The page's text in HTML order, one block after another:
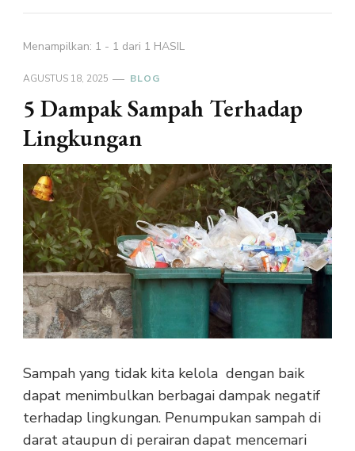
Menampilkan: 1 - 1 dari 1 HASIL
AGUSTUS 18, 2025 BLOG
5 Dampak Sampah Terhadap
Lingkungan
Sampah yang tidak kita kelola dengan baik
dapat menimbulkan berbagai dampak negatif
terhadap lingkungan. Penumpukan sampah di
darat ataupun di perairan dapat mencemari